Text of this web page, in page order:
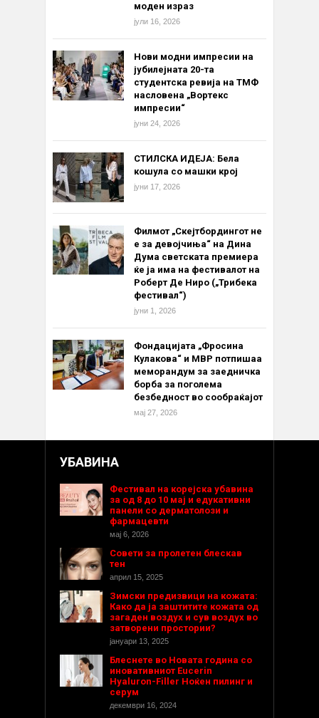
моден израз
јули 16, 2026
Нови модни импресии на
јубилејната 20-та
студентска ревија на ТМФ
насловена „Вортекс
импресии“
јуни 24, 2026
СТИЛСКА ИДЕЈА: Бела
кошула со машки крој
јуни 17, 2026
Филмот „Скејтбордингот не
е за девојчиња“ на Дина
Дума светската премиера
ќе ја има на фестивалот на
Роберт Де Ниро („Трибека
фестивал“)
јуни 1, 2026
Фондацијата „Фросина
Кулакова“ и МВР потпишаа
меморандум за заедничка
борба за поголема
безбедност во сообраќајот
мај 27, 2026
УБАВИНА
Фестивал на корејска убавина
за од 8 до 10 мај и едукативни
панели со дерматолози и
фармацевти
мај 6, 2026
Совети за пролетен блескав
тен
април 15, 2025
Зимски предизвици на кожата:
Како да ја заштитите кожата од
загаден воздух и сув воздух во
затворени простории?
јануари 13, 2025
Блеснете во Новата година со
иновативниот Eucerin
Hyaluron-Filler Ноќен пилинг и
серум
декември 16, 2024